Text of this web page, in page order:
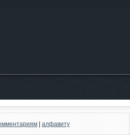
| алфавиту